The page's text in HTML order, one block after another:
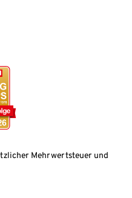
Mehrwertsteuer und